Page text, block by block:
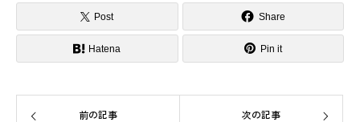
Post Share
Hatena Pin it
前の記事 次の記事